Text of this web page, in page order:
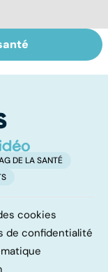
des
: que
?
DE LA SANTÉ
cookies
de confidentialité